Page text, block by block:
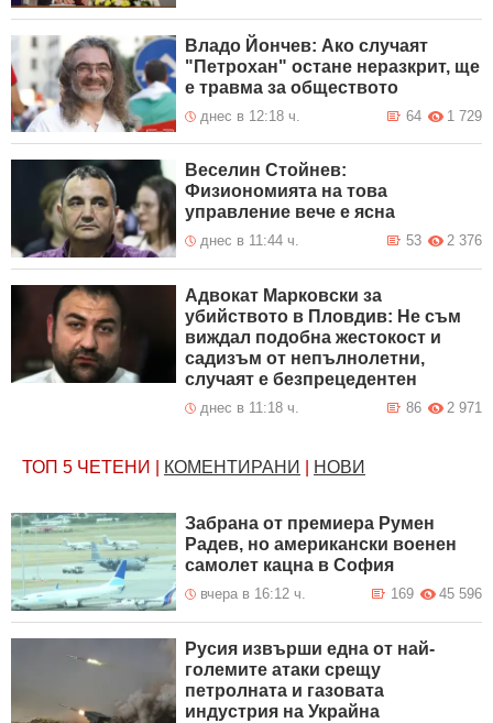
Владо Йончев: Ако случаят
"Петрохан" остане неразкрит, ще
е травма за обществото
днес в 12:18 ч. 1 729
64
Веселин Стойнев:
Физиономията на това
управление вече е ясна
днес в 11:44 ч. 2 376
53
Адвокат Марковски за
убийството в Пловдив: Не съм
виждал подобна жестокост и
садизъм от непълнолетни,
случаят е безпрецедентен
днес в 11:18 ч. 2 971
86
ТОП 5 ЧЕТЕНИ КОМЕНТИРАНИ НОВИ
Забрана от премиера Румен
Радев, но американски военен
самолет кацна в София
вчера в 16:12 ч. 45 596
169
Русия извърши една от най-
големите атаки срещу
петролната и газовата
индустрия на Украйна